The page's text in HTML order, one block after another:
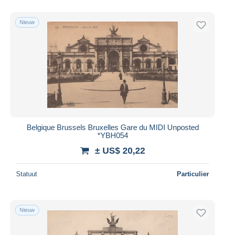
Nieuw
Belgique Brussels Bruxelles Gare du MIDI Unposted
*YBH054
± US$ 20,22
Statuut Particulier
Nieuw